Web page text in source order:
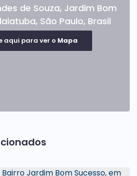
de Souza, Jardim Bom
, São Paulo, Brasil
aqui para ver o Mapa